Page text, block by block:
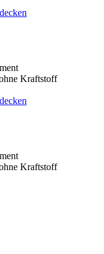
Kraftstoff
Kraftstoff